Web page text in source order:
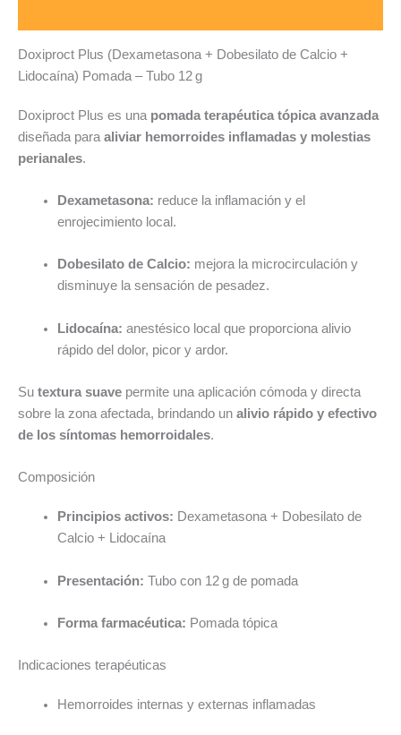
Doxiproct Plus (Dexametasona + Dobesilato de Calcio +
Lidocaína) Pomada – Tubo 12 g
Doxiproct Plus es una pomada terapéutica tópica avanzada
diseñada para aliviar hemorroides inflamadas y molestias
perianales.
Dexametasona: reduce la inflamación y el
enrojecimiento local.
Dobesilato de Calcio: mejora la microcirculación y
disminuye la sensación de pesadez.
Lidocaína: anestésico local que proporciona alivio
rápido del dolor, picor y ardor.
Su textura suave permite una aplicación cómoda y directa
sobre la zona afectada, brindando un alivio rápido y efectivo
de los síntomas hemorroidales.
Composición
Principios activos: Dexametasona + Dobesilato de
Calcio + Lidocaína
Presentación: Tubo con 12 g de pomada
Forma farmacéutica: Pomada tópica
Indicaciones terapéuticas
Hemorroides internas y externas inflamadas